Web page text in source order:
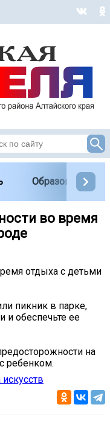
Образование
во время
отдыха с детьми
пикник в парке,
и обеспечьте ее
на
ребенком.